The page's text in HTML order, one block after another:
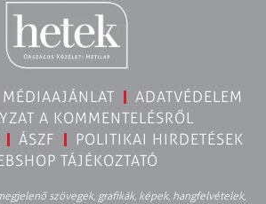
MÉDIAAJÁNLAT
ADATVÉDELEM
A KOMMENTELÉSRŐL
ÁSZF
POLITIKAI HIRDETÉSEK
TÁJÉKOZTATÓ
szövegek, grafikák, képek, hangfelvételek,